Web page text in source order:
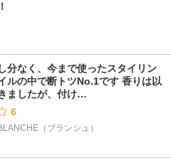
分なく、今まで使ったスタイリン
ルの中で断トツNo.1です 香りは以
ましたが、付け…
6
（ブランシュ）